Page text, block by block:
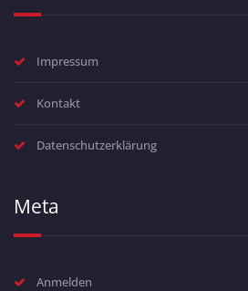
Impressum
Kontakt
Datenschutzerklärung
Meta
Anmelden